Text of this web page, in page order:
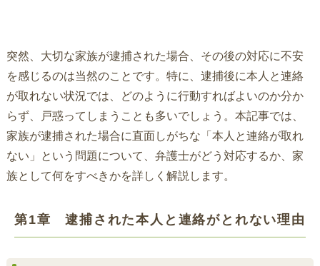
突然、大切な家族が逮捕された場合、その後の対応に不安
を感じるのは当然のことです。特に、逮捕後に本人と連絡
が取れない状況では、どのように行動すればよいのか分か
らず、戸惑ってしまうことも多いでしょう。本記事では、
家族が逮捕された場合に直面しがちな「本人と連絡が取れ
ない」という問題について、弁護士がどう対応するか、家
族として何をすべきかを詳しく解説します。
第1章 逮捕された本人と連絡がとれない理由